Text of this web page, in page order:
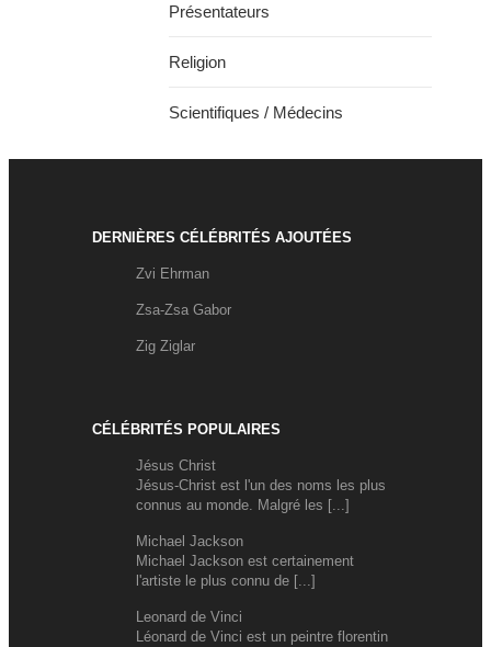
Présentateurs
Religion
Scientifiques / Médecins
DERNIÈRES CÉLÉBRITÉS AJOUTÉES
Zvi Ehrman
Zsa-Zsa Gabor
Zig Ziglar
CÉLÉBRITÉS POPULAIRES
Jésus Christ
Jésus-Christ est l'un des noms les plus
connus au monde. Malgré les [...]
Michael Jackson
Michael Jackson est certainement
l'artiste le plus connu de [...]
Leonard de Vinci
Léonard de Vinci est un peintre florentin